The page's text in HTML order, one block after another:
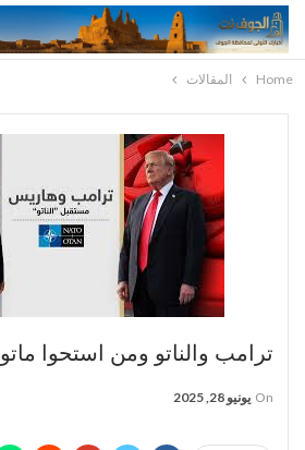
Home المقالات
ترامب والناتو ومن استحوا ماتوا
On يونيو 28, 2025